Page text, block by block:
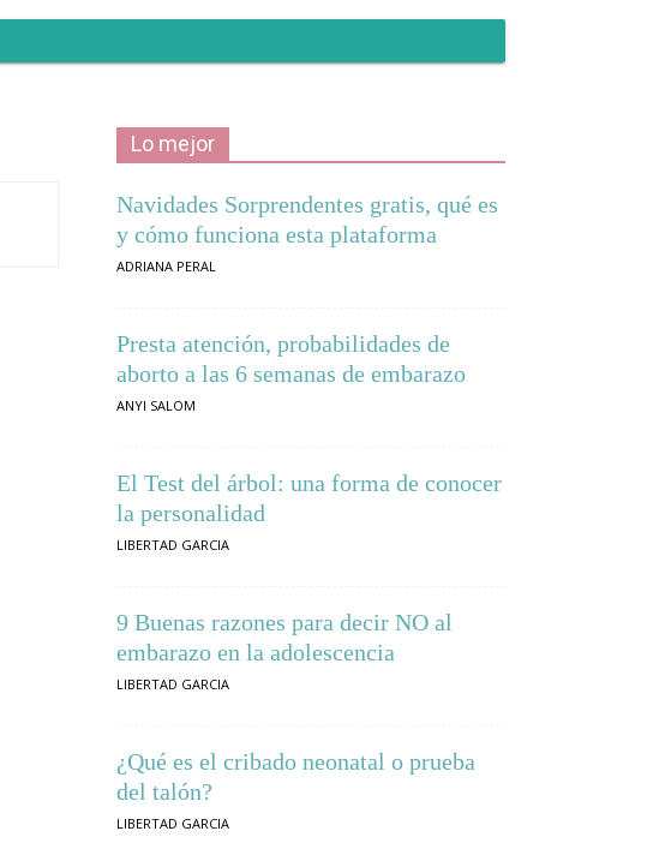
Lo mejor
Navidades Sorprendentes gratis, qué es
y cómo funciona esta plataforma
ADRIANA PERAL
Presta atención, probabilidades de
aborto a las 6 semanas de embarazo
ANYI SALOM
El Test del árbol: una forma de conocer
la personalidad
LIBERTAD GARCIA
9 Buenas razones para decir NO al
embarazo en la adolescencia
LIBERTAD GARCIA
¿Qué es el cribado neonatal o prueba
del talón?
LIBERTAD GARCIA